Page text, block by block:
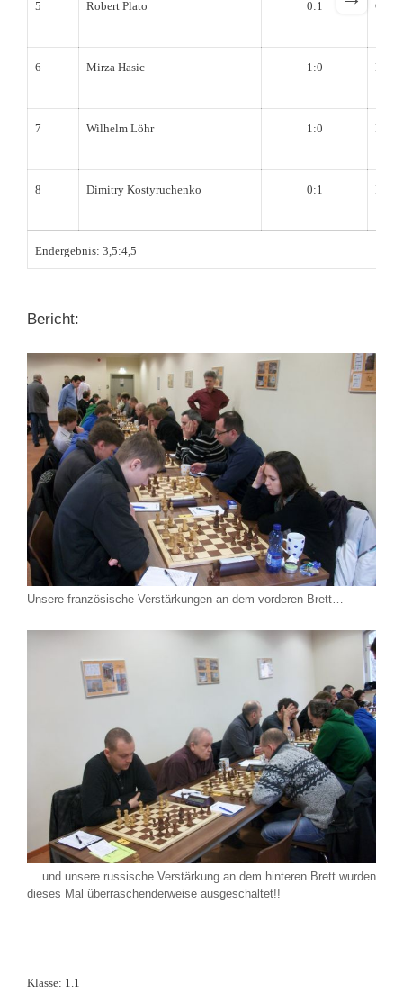
5 Robert Plato 0:1
6 Mirza Hasic 1:0
7 Wilhelm Löhr 1:0
8 Dimitry Kostyruchenko 0:1 Ilya
Endergebnis: 3,5:4,5
Bericht:
Unsere französische Verstärkungen an dem vorderen Brett…
… und unsere russische Verstärkung an dem hinteren Brett wurden
dieses Mal überraschenderweise ausgeschaltet!!
Klasse: 1.1